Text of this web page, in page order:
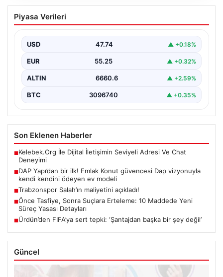
DAP Yapı’dan bir ilk! Emlak Konut
güvencesi Dap vizyonuyla kendi
Piyasa Verileri
USD 47.74 ▲ +0.18%
EUR 55.25 ▲ +0.32%
ALTIN 6660.6 ▲ +2.59%
BTC 3096740 ▲ +0.35%
Son Eklenen Haberler
■Kelebek.Org İle Dijital İletişimin Seviyeli Adresi Ve Chat
Deneyimi
■DAP Yapı’dan bir ilk! Emlak Konut güvencesi Dap vizyonuyla
kendi kendini ödeyen ev modeli
■Trabzonspor Salah’ın maliyetini açıkladı!
■Önce Tasfiye, Sonra Suçlara Erteleme: 10 Maddede Yeni
Süreç Yasası Detayları
■Ürdün’den FIFA’ya sert tepki: ‘Şantajdan başka bir şey değil’
Güncel